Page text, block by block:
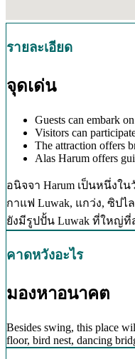
รายละเอียด
จุดเด่น
Guests can embark
Visitors can
The attraction offers
Alas Harum offers
อนิจจา Harum เป็นหนึ่งใ
กาแฟ Luwak, แกว่ง, ซิป
ยังมีรูปปั้น Luwak ที่ใหญ่ที่
คาดหวังอะไร
มองหาอนาคต
Besides swing, this place
floor, bird nest, dancing